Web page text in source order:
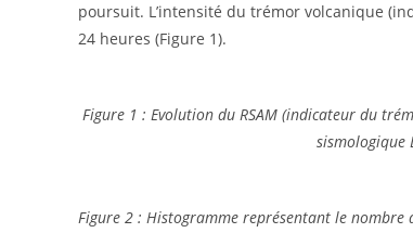
poursuit. L’intensité du trémor volcanique
24 heures (Figure 1).
Figure 1 : Evolution du RSAM (indicateur du
sismologique
Figure 2 : Histogramme représentant le nombre